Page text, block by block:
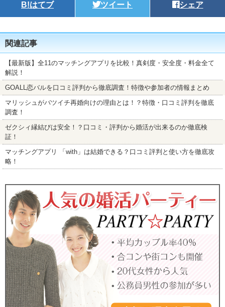
B!はてブ ツイート シェア
関連記事
【最新版】全11のマッチングアプリを比較！真剣度・安全度・料金全て
解説！
GOALL恋バルを口コミ評判から徹底調査！特徴や参加者の情報まとめ
マリッシュがバツイチ再婚向けの理由とは！？特徴・口コミ評判を徹底
調査！
ゼクシィ縁結びは安全！？口コミ・評判から婚活が出来るのか徹底検
証！
マッチングアプリ 「with」は結婚できる？口コミ評判と使い方を徹底攻
略！